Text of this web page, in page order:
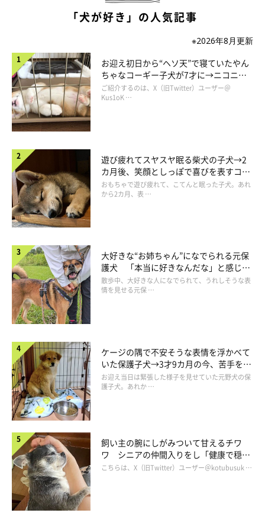
カメラを見つめて決めポーズの若様
@pomeranian_waka
若様は元気いっぱいでやんちゃな性格で、周囲の人からは
も笑顔だね」と言われるそう。人もほかの犬のことも大好きで、
「犬が好き」の人気記事
※2026年8月更新
お迎え初日から“ヘソ天”で寝ていたやん
ちゃなコーギー子犬が7才に→ニコニ
コ“コーギースマイル”が魅力のコに成
長！
ご紹介するのは、X（旧Twitter）ユーザー＠
Kus1oK …
遊び疲れてスヤスヤ眠る柴犬の子犬→2
カ月後、笑顔としっぽで喜びを表すコに
成長！
おもちゃで遊び疲れて、こてんと眠った子犬。あれ
から2カ月、表 …
大好きな“お姉ちゃん”になでられる元保
護犬 「本当に好きなんだな」と感じる
表情にほっこり
散歩中、大好きな人になでられて、うれしそうな表
情を見せる元保 …
ケージの隅で不安そうな表情を浮かべて
いた保護子犬→3才9カ月の今、苦手を克
服し頼もしいコに成長！
お迎え当日は緊張した様子を見せていた元野犬の保
護子犬。あれか …
飼い主の腕にしがみついて甘えるチワ
ワ シニアの仲間入りをし「健康で穏や
かな暮らしが続いてほしい」と願う
こちらは、X（旧Twitter）ユーザー＠kotubusuk …